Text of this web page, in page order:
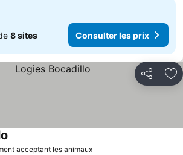
8 sites Consulter les prix
Partager
acceptant les animaux